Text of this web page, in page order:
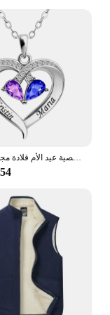
of-a-kind
properties
will maintain
it a
a casual
to a formal
are
The variety of
find the perfect
and vendor
businesses
to their
provide an
making it a
in
أسماء مخصصة القلب قلادة قلادة مخصص جوهرة الميلاد قلادة شخصية عيد الأم قلادة مجوهرات هدية